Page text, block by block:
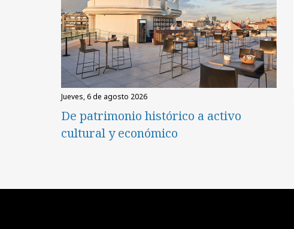
jueves, 6 de agosto 2026
De patrimonio histórico a activo
cultural y económico